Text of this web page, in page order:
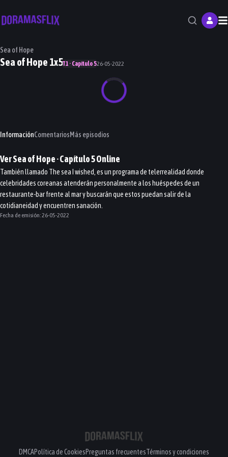
Sea of Hope
Sea of Hope 1x5T1 · Capítulo 526-05-2022
InformaciónComentariosMás episodios
VerSea of Hope· Capítulo5Online
También llamado The sea I wished, es un programa de telerrealidad donde
celebridades coreanas atenderán personalmente a los huéspedes de un
restaurante-bar frente al mar y buscarán que estos puedan salir de la
cotidianeidad y encuentren sanación.
Fecha de emisión:26-05-2022
DMCAPolítica de CookiesPreguntas frecuentesTérminos y condiciones